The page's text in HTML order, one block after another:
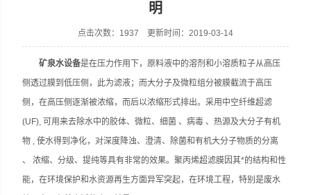
明
点击次数：1937 更新时间：2019-03-14
矿泉水设备是在压力作用下，原料液中的溶剂和小溶质粒子从高压
侧透过膜到低压侧，此为滤液；而大分子及微粒组分被膜截流于高压
侧，在高压侧逐渐被浓缩，而后以浓缩形式排出。采用中空纤维超滤
(UF), 可用来去除水中的胶体、微粒、细菌 、病毒 、热源及大分子有机
物 , 使水得到净化，对深度降浊、澄清、除菌和有机大分子物质的分离
、 浓缩、分级、提纯等具有非常的效果。聚丙烯超滤膜因其*的结构和性
能，在环境保护和水资源再生方面异军突起，在环境工程，特别是废水